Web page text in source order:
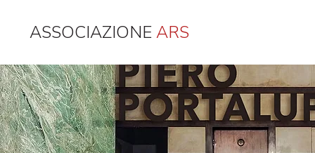
ASSOCIAZIONEARS